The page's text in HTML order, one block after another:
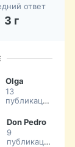
ответ
3 г
Olga
13
публикаций
Don Pedro
9
публикаций